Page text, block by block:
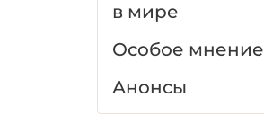
в мире
Особое мнение
Анонсы